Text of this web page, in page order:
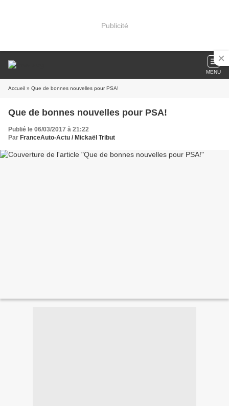
Publicité
MENU
Accueil » Que de bonnes nouvelles pour PSA!
Que de bonnes nouvelles pour PSA!
Publié le 06/03/2017 à 21:22
Par FranceAuto-Actu / Mickaël Tribut